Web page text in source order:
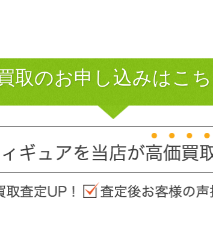
取のお申し込みはこ